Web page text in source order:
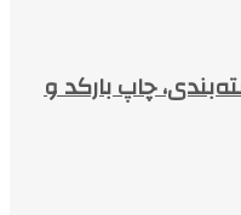
چاپ بارکد و